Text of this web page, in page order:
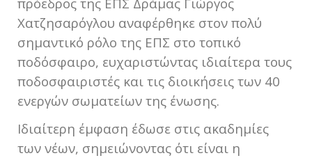
Χατζησαρόγλου αναφέρθηκε στον πολύ
σημαντικό ρόλο της ΕΠΣ στο τοπικό
ποδόσφαιρο, ευχαριστώντας ιδιαίτερα τους
ποδοσφαιριστές και τις διοικήσεις των 40
ενεργών σωματείων της ένωσης.
Ιδιαίτερη έμφαση έδωσε στις ακαδημίες
των νέων, σημειώνοντας ότι είναι η